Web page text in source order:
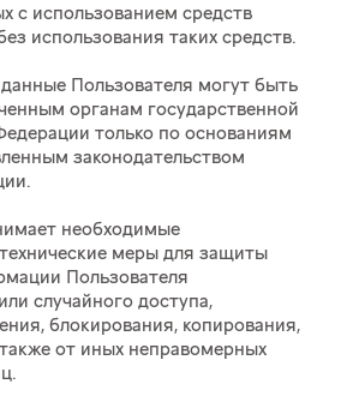
с использованием средств
использования таких средств.
Пользователя могут быть
органам государственной
только по основаниям
законодательством
необходимые
меры для защиты
Пользователя
случайного доступа,
блокирования, копирования,
от иных неправомерных